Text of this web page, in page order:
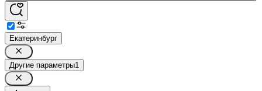
Екатеринбург
Другие параметры1